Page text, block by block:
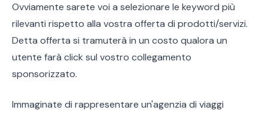
Ovviamente sarete voi a selezionare le keyword più
rilevanti rispetto alla vostra offerta di prodotti/servizi.
Detta offerta si tramuterà in un costo qualora un
utente farà click sul vostro collegamento
sponsorizzato.
Immaginate di rappresentare un'agenzia di viaggi